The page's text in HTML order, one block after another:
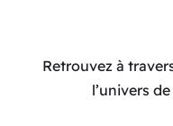
Retrouvez à
l’univers